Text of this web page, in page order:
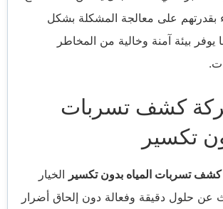
بقدرتهم على معالجة المشكلة بشكل
بيئة آمنة وخالية من المخاطر
كشف تسربات
تكسير
تسربات المياه بدون تكسير الخيار
عن حلول دقيقة وفعالة دون إلحاق أضرار